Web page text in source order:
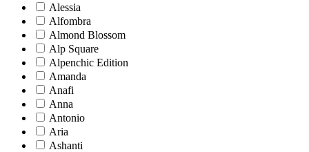
Alessia
Alfombra
Almond Blossom
Alp Square
Alpenchic Edition
Amanda
Anafi
Anna
Antonio
Aria
Ashanti